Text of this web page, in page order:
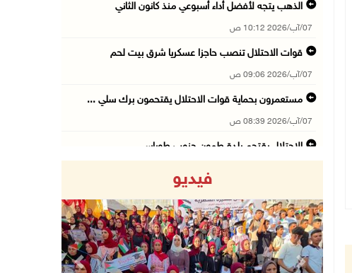
الذهب يتجه لأفضل أداء أسبوعي منذ كانون الثاني
07/آب/2026 10:12 ص
قوات الاحتلال تنصب حاجزا عسكريا شرق بيت لحم
07/آب/2026 09:06 ص
مستعمرون بحماية قوات الاحتلال يقتحمون برك سلي ...
07/آب/2026 08:39 ص
الاحتلال يقتحم بلدة طمون جنوب طوباس
07/آب/2026 08:23 ص
الطقس: أجواء صافية صيفية والحرارة حول معدلها ...
07/آب/2026 08:15 ص
فيديو
Previous Next